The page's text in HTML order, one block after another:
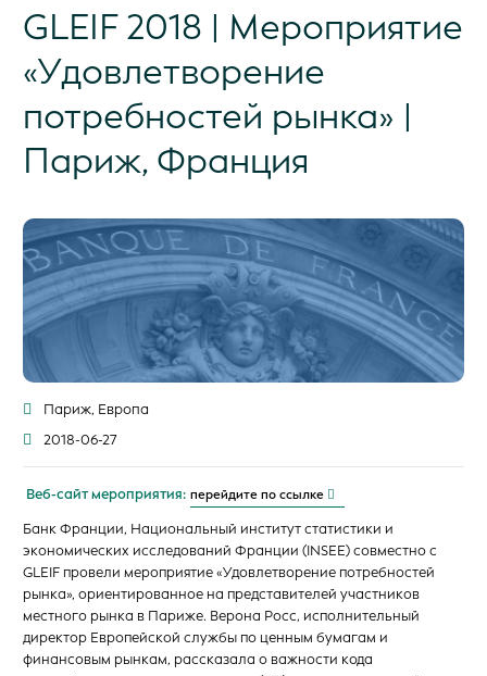
GLEIF 2018 | Мероприятие
«Удовлетворение
потребностей рынка» |
Париж, Франция
Париж, Европа
2018-06-27
Веб-сайт мероприятия: перейдите по ссылке
Банк Франции, Национальный институт статистики и
экономических исследований Франции (INSEE) совместно с
GLEIF провели мероприятие «Удовлетворение потребностей
рынка», ориентированное на представителей участников
местного рынка в Париже. Верона Росс, исполнительный
директор Европейской службы по ценным бумагам и
финансовым рынкам, рассказала о важности кода